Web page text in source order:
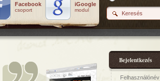
Facebook
csoport
iGoogle
modul
Bejelentkezés
Felhasználónév